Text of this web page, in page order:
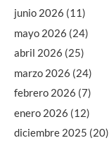
junio 2026 (11)
mayo 2026 (24)
abril 2026 (25)
marzo 2026 (24)
febrero 2026 (7)
enero 2026 (12)
diciembre 2025 (20)